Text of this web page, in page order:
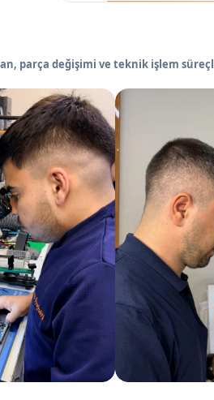
parça değişimi ve teknik işlem